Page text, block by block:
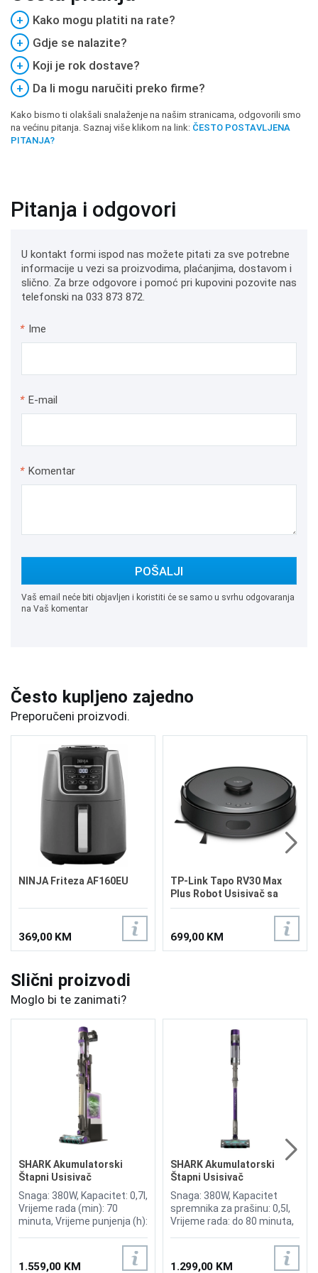
+
Kako mogu platiti na rate?
+
Gdje se nalazite?
+
Koji je rok dostave?
+
Da li mogu naručiti preko firme?
Kako bismo ti olakšali snalaženje na našim stranicama, odgovorili smo
na većinu pitanja. Saznaj više klikom na link: ČESTO POSTAVLJENA
PITANJA?
Pitanja i odgovori
U kontakt formi ispod nas možete pitati za sve potrebne
informacije u vezi sa proizvodima, plaćanjima, dostavom i
slično. Za brze odgovore i pomoć pri kupovini pozovite nas
telefonski na 033 873 872.
* Ime
* E-mail
* Komentar
POŠALJI
Vaš email neće biti objavljen i koristiti će se samo u svrhu odgovaranja
na Vaš komentar
Često kupljeno zajedno
Preporučeni proizvodi.
NINJA Friteza AF160EU
369,00 KM
TP-Link Tapo RV30 Max
Plus Robot Usisivač sa
Mopom
699,00 KM
Slični proizvodi
Moglo bi te zanimati?
SHARK Akumulatorski
Štapni Usisivač
PowerDetect Clean &
Empty IP3251EUT
Snaga: 380W, Kapacitet: 0,7l,
Vrijeme rada (min): 70
minuta, Vrijeme punjenja (h):
DirectionDetect, DirtDetect,
EdgeDetect, FloorDetect,
1.559,00 KM
SHARK Akumulatorski
Štapni Usisivač
PowerDetect IP1251EUT
Snaga: 380W, Kapacitet
spremnika za prašinu: 0,5l,
Vrijeme rada: do 80 minuta,
DirectionDetect, Anti Hair
Wrap Plus, Lagan i bežičan
1.299,00 KM